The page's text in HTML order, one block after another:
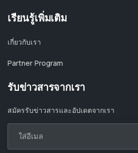
เรียนรู้เพิ่มเติม
เกี่ยวกับเรา
Partner Program
รับข่าวสารจากเรา
สมัครรับข่าวสารและอัปเดตจากเรา
ใส่อีเมล